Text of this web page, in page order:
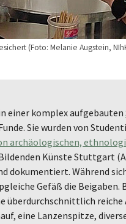
(Foto: Melanie Augstein,
einer komplex aufgebauten
Sie wurden von
archäologischen,
Künste Stuttgart
Während
Gefäß die Beigaben.
überdurchschnittlich
eine Lanzenspitze,